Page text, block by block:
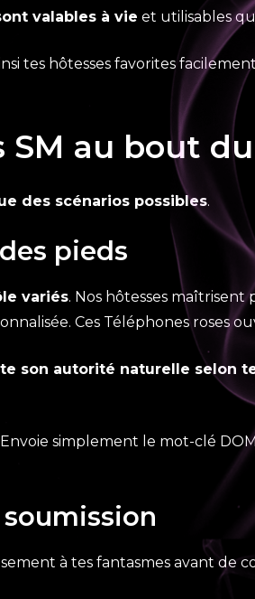
valables à vie et utilisables
tes hôtesses favorites
SM au bout
des scénarios possibles.
pieds
variés. Nos hôtesses
Ces Téléphones roses
son autorité naturelle selon
simplement le mot-clé
à tes fantasmes avant de